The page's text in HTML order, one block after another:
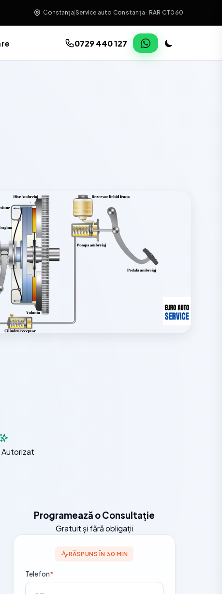
Constanța Service auto Constanța · RAR CT060
0729 440 127
Autorizat
Programează o Consultație
Gratuit și fără obligații
RĂSPUNS ÎN 30 MIN
Telefon*